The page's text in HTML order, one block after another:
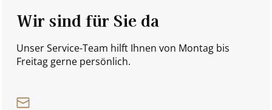
Wir sind für Sie da
Unser Service-Team hilft Ihnen von Montag bis
Freitag gerne persönlich.